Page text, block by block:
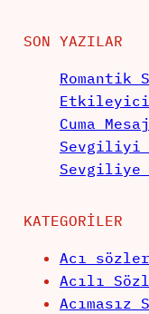
SON YAZILAR
Romantik
Etkileyici
Cuma
Sevgiliyi
Sevgiliye
KATEGORILER
Acı sözler
Acılı
Acımasız